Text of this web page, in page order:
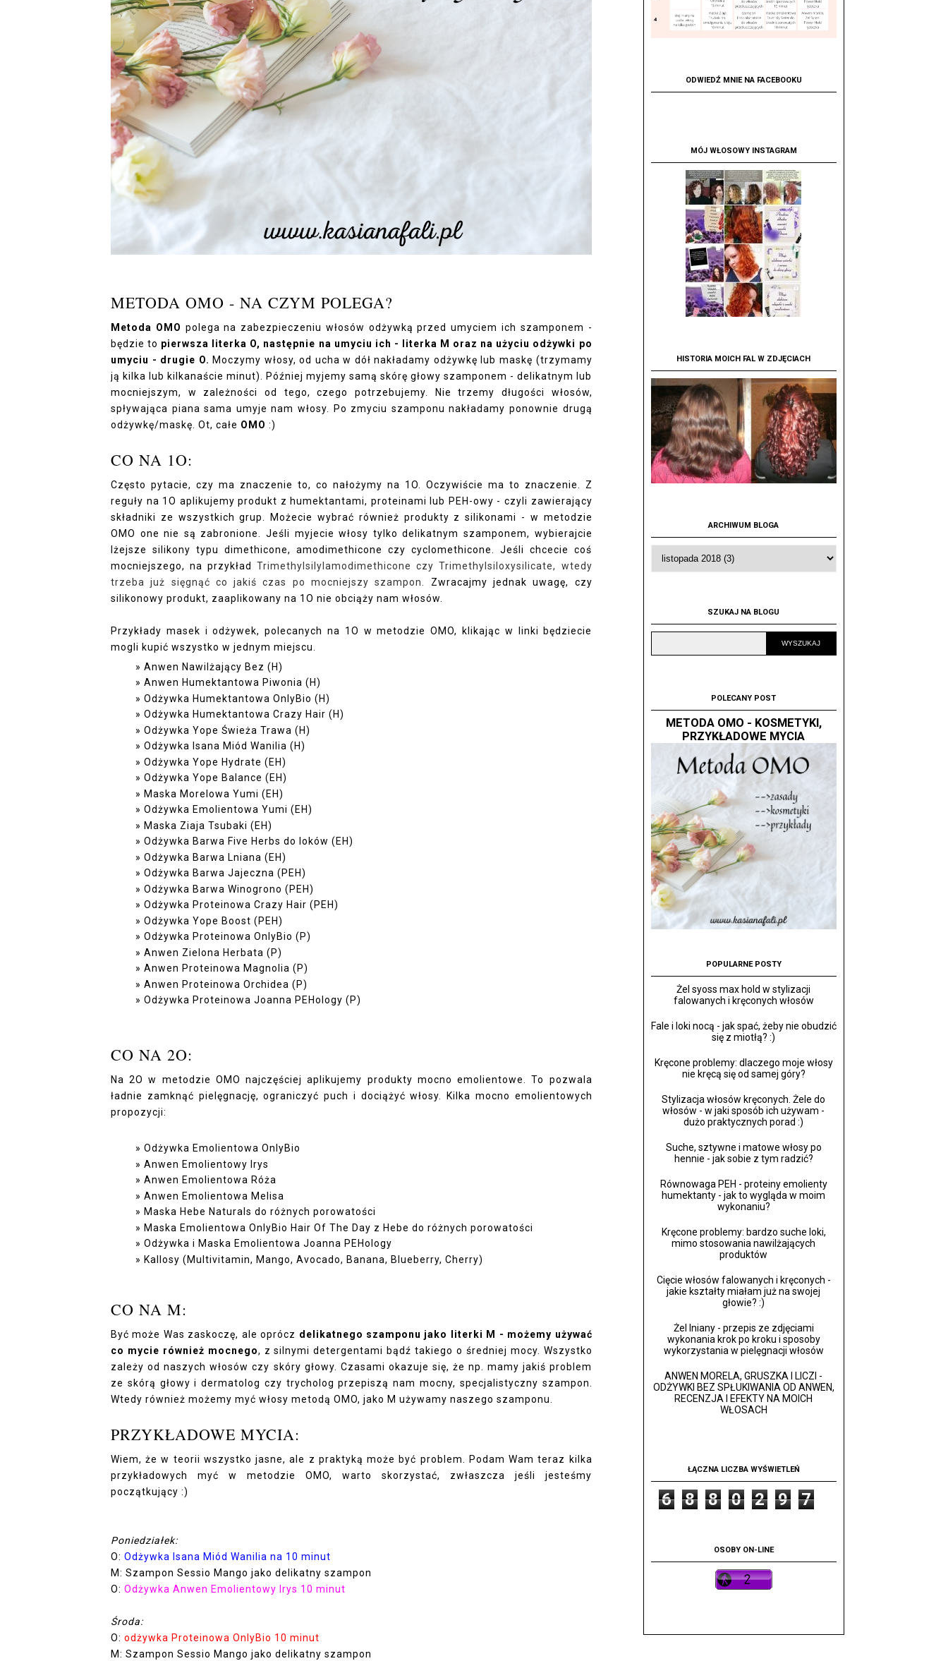
METODA OMO - NA CZYM POLEGA?
Metoda OMO polega na zabezpieczeniu włosów odżywką przed umyciem ich szamponem -
będzie to pierwsza literka O, następnie na umyciu ich - literka M oraz na użyciu odżywki po
umyciu - drugie O. Moczymy włosy, od ucha w dół nakładamy odżywkę lub maskę (trzymamy
ją kilka lub kilkanaście minut). Później myjemy samą skórę głowy szamponem - delikatnym lub
mocniejszym, w zależności od tego, czego potrzebujemy. Nie trzemy długości włosów,
spływająca piana sama umyje nam włosy. Po zmyciu szamponu nakładamy ponownie drugą
odżywkę/maskę. Ot, całe OMO :)
CO NA 1O:
Często pytacie, czy ma znaczenie to, co nałożymy na 1O. Oczywiście ma to znaczenie. Z
reguły na 1O aplikujemy produkt z humektantami, proteinami lub PEH-owy - czyli zawierający
składniki ze wszystkich grup.
Możecie wybrać również produkty z silikonami - w metodzie
OMO one nie są zabronione. Jeśli myjecie włosy tylko delikatnym szamponem, wybierajcie
lżejsze silikony typu dimethicone, amodimethicone czy cyclomethicone. Jeśli chcecie coś
mocniejszego, na przykładTrimethylsilylamodimethicone czyTrimethylsiloxysilicate, wtedy
trzeba już sięgnąć co jakiś czas po mocniejszy szampon.
Zwracajmy jednak uwagę, czy
silikonowy produkt, zaaplikowany na 1O nie obciąży nam włosów.
Przykłady masek i odżywek, polecanych na 1O w metodzie OMO, klikając w linki będziecie
mogli kupić wszystko w jednym miejscu.
Anwen Nawilżający Bez (H)
Anwen Humektantowa Piwonia (H)
Odżywka Humektantowa OnlyBio (H)
Odżywka Humektantowa Crazy Hair (H)
Odżywka Yope Świeża Trawa (H)
Odżywka Isana Miód Wanilia (H)
Odżywka Yope Hydrate (EH)
Odżywka Yope Balance (EH)
Maska Morelowa Yumi (EH)
Odżywka Emolientowa Yumi (EH)
Maska Ziaja Tsubaki (EH)
Odżywka Barwa Five Herbs do loków (EH)
Odżywka Barwa Lniana (EH)
Odżywka Barwa Jajeczna (PEH)
Odżywka Barwa Winogrono (PEH)
Odżywka Proteinowa Crazy Hair (PEH)
Odżywka Yope Boost (PEH)
Odżywka Proteinowa OnlyBio (P)
Anwen Zielona Herbata (P)
Anwen Proteinowa Magnolia (P)
Anwen Proteinowa Orchidea (P)
Odżywka Proteinowa Joanna PEHology (P)
CO NA 2O:
Na 2O w metodzie OMO najczęściej aplikujemy produkty mocno emolientowe. To pozwala
ładnie zamknąć pielęgnację, ograniczyć puch i dociążyć włosy. Kilka mocno emolientowych
propozycji:
Odżywka Emolientowa OnlyBio
Anwen Emolientowy Irys
Anwen Emolientowa Róża
Anwen Emolientowa Melisa
Maska Hebe Naturals do różnych porowatości
Maska Emolientowa OnlyBio Hair Of The Day z Hebe do różnych porowatości
Odżywka i Maska Emolientowa Joanna PEHology
Kallosy (Multivitamin, Mango, Avocado, Banana, Blueberry, Cherry)
CO NA M:
Być może Was zaskoczę, ale oprócz delikatnego szamponu jako literki M - możemy używać
co mycie również mocnego, z silnymi detergentami bądź takiego o średniej mocy. Wszystko
zależy od naszych włosów czy skóry głowy. Czasami okazuje się, że np. mamy jakiś problem
ze skórą głowy i dermatolog czy trycholog przepiszą nam mocny, specjalistyczny szampon.
Wtedy również możemy myć włosy metodą OMO, jako M używamy naszego szamponu.
PRZYKŁADOWE MYCIA:
Wiem, że w teorii wszystko jasne, ale z praktyką może być problem. Podam Wam teraz kilka
przykładowych myć w metodzie OMO, warto skorzystać, zwłaszcza jeśli jesteśmy
początkujący :)
Poniedziałek:
O: Odżywka Isana Miód Wanilia na 10 minut
M: Szampon Sessio Mango jako delikatny szampon
O: Odżywka Anwen Emolientowy Irys 10 minut
Środa:
O: odżywka Proteinowa OnlyBio 10 minut
M: Szampon Sessio Mango jako delikatny szampon
ODWIEDŹ MNIE NA FACEBOOKU
MÓJ WŁOSOWY INSTAGRAM
HISTORIA MOICH FAL W ZDJĘCIACH
ARCHIWUM BLOGA
SZUKAJ NA BLOGU
POLECANY POST
METODA OMO - KOSMETYKI,
PRZYKŁADOWE MYCIA
POPULARNE POSTY
Żel syoss max hold w stylizacji
falowanych i kręconych włosów
Fale i loki nocą - jak spać, żeby nie obudzić
się z miotłą? :)
Kręcone problemy: dlaczego moje włosy
nie kręcą się od samej góry?
Stylizacja włosów kręconych. Żele do
włosów - w jaki sposób ich używam -
dużo praktycznych porad :)
Suche, sztywne i matowe włosy po
hennie - jak sobie z tym radzić?
Równowaga PEH - proteiny emolienty
humektanty - jak to wygląda w moim
wykonaniu?
Kręcone problemy: bardzo suche loki,
mimo stosowania nawilżających
produktów
Cięcie włosów falowanych i kręconych -
jakie kształty miałam już na swojej
głowie? :)
Żel lniany - przepis ze zdjęciami
wykonania krok po kroku i sposoby
wykorzystania w pielęgnacji włosów
ANWEN MORELA, GRUSZKA I LICZI -
ODŻYWKI BEZ SPŁUKIWANIA OD ANWEN,
RECENZJA I EFEKTY NA MOICH
WŁOSACH
ŁĄCZNA LICZBA WYŚWIETLEŃ
6 8 8 0 2 9 7
OSOBY ON-LINE